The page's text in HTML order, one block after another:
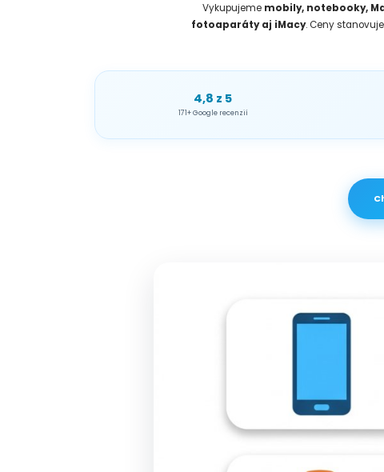
Vykupujeme mobily, notebooky,
fotoaparáty aj iMacy. Ceny
4,8 z 5
171+ Google recenzií